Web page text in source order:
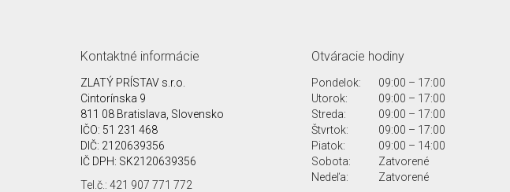
Kontaktné informácie
ZLATÝ PRÍSTAV s.r.o.
Cintorínska 9
811 08 Bratislava, Slovensko
IČO: 51 231 468
DIČ: 2120639356
IČ DPH: SK2120639356
Tel.č.: 421 907 771 772
Otváracie hodiny
Pondelok:
09:00 – 17:00
Utorok:
09:00 – 17:00
Streda:
09:00 – 17:00
Štvrtok:
09:00 – 17:00
Piatok:
09:00 – 14:00
Sobota:
Zatvorené
Nedeľa:
Zatvorené